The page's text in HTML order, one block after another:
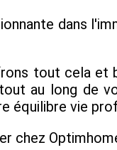
dans
tout cela et
au long de
équilibre vie
chez